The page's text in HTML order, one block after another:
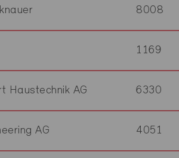
8008
1169
Haustechnik AG 6330
AG 4051